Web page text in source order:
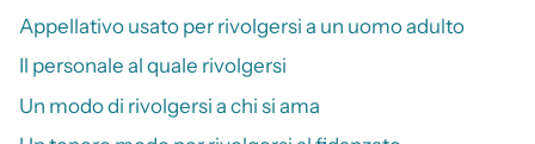
Appellativo usato per rivolgersi a un uomo adulto
Il personale al quale rivolgersi
Un modo di rivolgersi a chi si ama